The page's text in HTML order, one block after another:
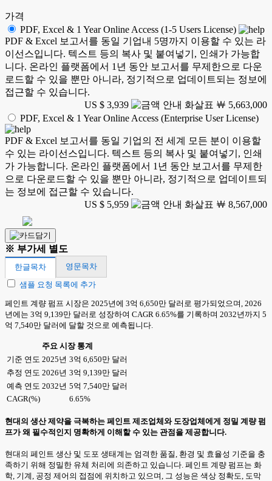
가격
PDF, Excel & 1 Year Online Access (1-5 Users License)
PDF & Excel 보고서를 동일 기업내 5명까지 이용할 수 있는 라
이선스입니다. 텍스트 등의 복사 및 붙여넣기, 인쇄가 가능합
니다. 온라인 플랫폼에서 1년 동안 보고서를 무제한으로 다운
로드할 수 있을 뿐만 아니라, 정기적으로 업데이트되는 정보에
접근할 수 있습니다.
US $ 3,939
￦ 5,663,000
PDF, Excel & 1 Year Online Access (Enterprise User License)
PDF & Excel 보고서를 동일 기업의 전 세계 모든 분이 이용할
수 있는 라이선스입니다. 텍스트 등의 복사 및 붙여넣기, 인쇄
가 가능합니다. 온라인 플랫폼에서 1년 동안 보고서를 무제한
으로 다운로드할 수 있을 뿐만 아니라, 정기적으로 업데이트되
는 정보에 접근할 수 있습니다.
US $ 5,959
￦ 8,567,000
※ 부가세 별도
한글목차
영문목차
샘플 요청 목록에 추가
페인트 계량 펌프 시장은 2025년에 3억 6,650만 달러로 평가되었으며, 2026
년에는 3억 9,139만 달러로 성장하여 CAGR 6.65%를 기록하며 2032년까지 5
억 7,540만 달러에 달할 것으로 예측됩니다.
주요 시장 통계
기준 연도 2025년 3억 6,650만 달러
추정 연도 2026년 3억 9,139만 달러
예측 연도 2032년 5억 7,540만 달러
CAGR(%)
6.65%
현대의 생산 제약을 극복하는 페인트 제조업체와 도장업체에게 정밀 계량 펌
프가 왜 필수적인지 명확하게 이해할 수 있는 관점을 제공합니다.
현대의 페인트 생산 및 도포 생태계는 엄격한 품질, 환경 및 효율성 기준을 충
족하기 위해 정밀한 유체 처리에 의존하고 있습니다. 페인트 계량 펌프는 화
학, 기계, 공정 제어의 접점에 위치하고 있으며, 그 성능은 색상 정확도, 도막